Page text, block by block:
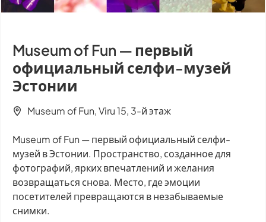
Museum of Fun — первый
официальный селфи-музей
Эстонии
Museum of Fun, Viru 15, 3-й этаж
Museum of Fun — первый официальный селфи-
музей в Эстонии. Пространство, созданное для
фотографий, ярких впечатлений и желания
возвращаться снова. Место, где эмоции
посетителей превращаются в незабываемые
снимки.